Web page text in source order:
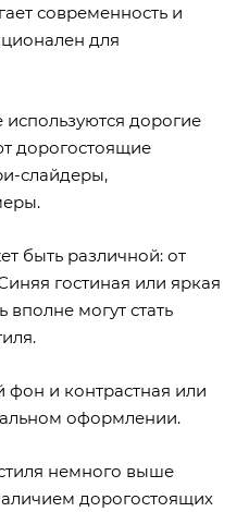
современность и
для
дорогие
дорогостоящие
слайдеры,
быть различной: от
гостиная или яркая
вполне могут стать
фон и контрастная или
оформлении.
немного выше
дорогостоящих